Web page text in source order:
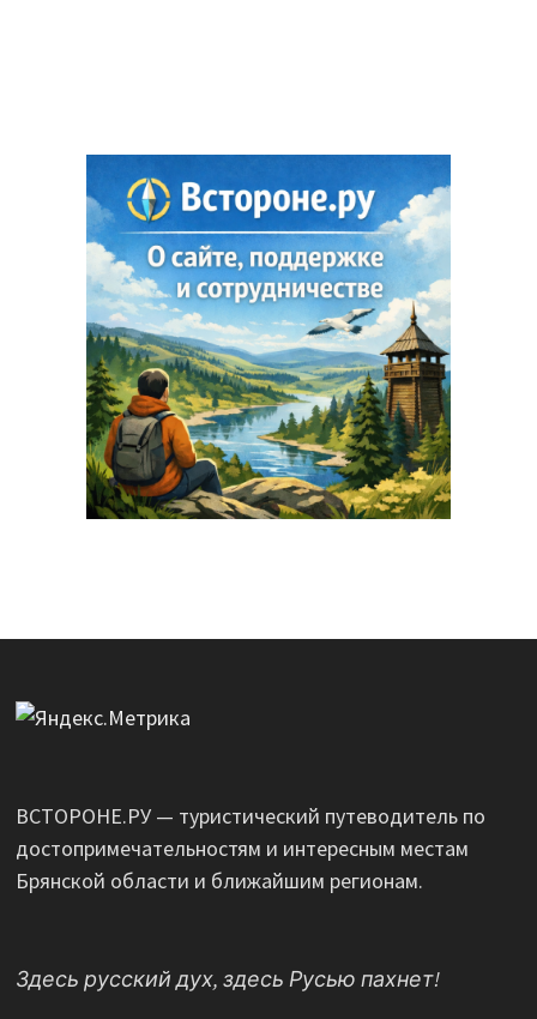
ВСТОРОНЕ.РУ — туристический путеводитель по
достопримечательностям и интересным местам
Брянской области и ближайшим регионам.
Здесь русский дух, здесь Русью пахнет!